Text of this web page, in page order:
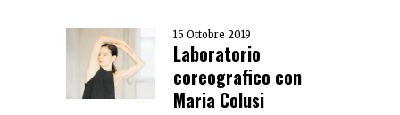
15 Ottobre 2019
Laboratorio
coreografico con
Maria Colusi